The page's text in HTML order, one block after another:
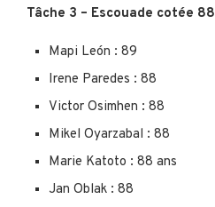
Tâche 3 – Escouade cotée 88
Mapi León : 89
Irene Paredes : 88
Victor Osimhen : 88
Mikel Oyarzabal : 88
Marie Katoto : 88 ans
Jan Oblak : 88